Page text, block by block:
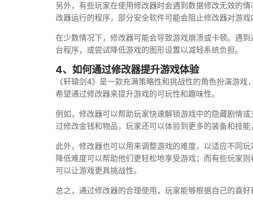
另外，有些玩家在使用修改器时会遇到数据修改无效的
改器运行的程序，部分安全软件可能会阻止修改器对游戏
在少数情况下，修改器可能会导致游戏崩溃或卡顿。遇
台程序，或尝试降低游戏的图形设置以减轻系统负担。
4、如何通过修改器提升游戏体验
《轩辕剑4》是一款充满策略性和挑战性的角色扮演游
希望通过修改器来提升游戏的可玩性和趣味性。
例如，修改器可以帮助玩家快速解锁游戏中的隐藏剧情
过修改金钱和物品，玩家还可以体验到更多的装备和技能
此外，修改器也可以用来调整游戏的难度，以适应不同
降低难度可以帮助他们更轻松地享受游戏；而有些玩家
可以让游戏更具挑战性。
总之，通过修改器的合理使用，玩家能够根据自己的喜